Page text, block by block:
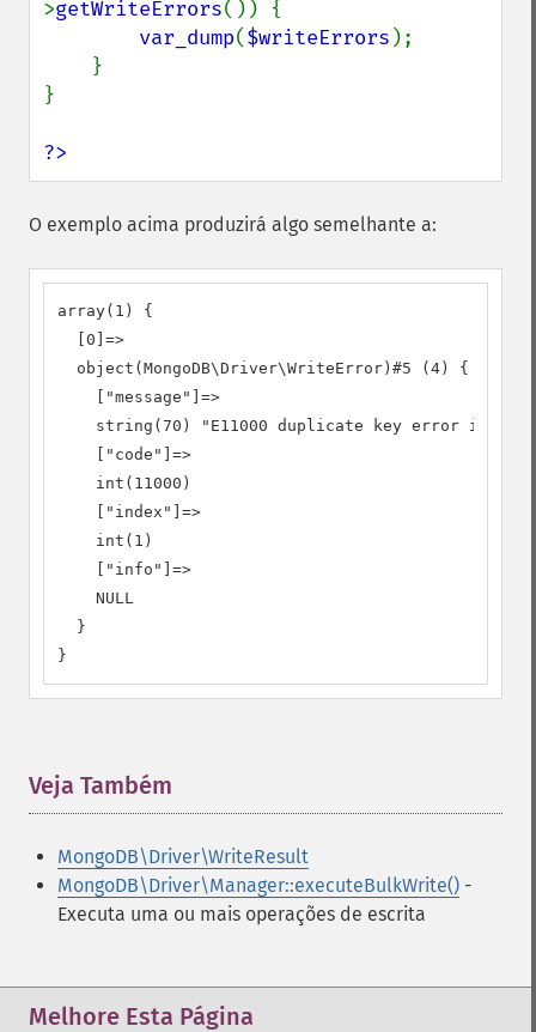
>getWriteErrors()) {
var_dump($writeErrors );
}
?>
O exemplo acima produzirá algo semelhante a:
array(1) {
  [0]=>
  object(MongoDB\Driver\WriteError)#5 (4) {
    ["message"]=>
string(70) "E11000 duplicate key error
    ["code"]=>
    int(11000)
    ["index"]=>
    int(1)
    ["info"]=>
    NULL
  }
}
Veja Também
MongoDB\Driver\WriteResult
MongoDB\Driver\Manager::executeBulkWrite() -
Executa uma ou mais operações de escrita
Melhore Esta Página